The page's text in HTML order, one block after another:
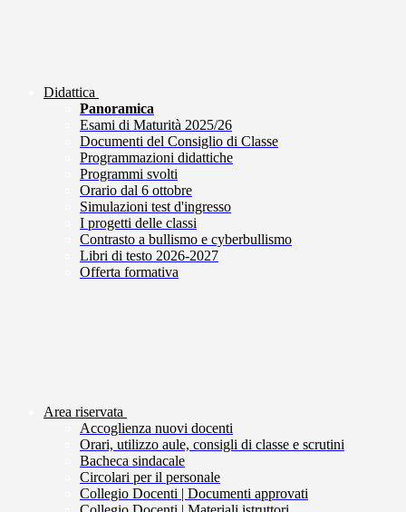
Didattica
Panoramica
Esami di Maturità 2025/26
Documenti del Consiglio di Classe
Programmazioni didattiche
Programmi svolti
Orario dal 6 ottobre
Simulazioni test d'ingresso
I progetti delle classi
Contrasto a bullismo e cyberbullismo
Libri di testo 2026-2027
Offerta formativa
Area riservata
Accoglienza nuovi docenti
Orari, utilizzo aule, consigli di classe e scrutini
Bacheca sindacale
Circolari per il personale
Collegio Docenti | Documenti approvati